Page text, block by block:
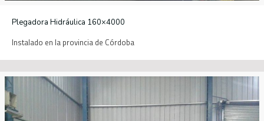
Plegadora Hidráulica 160×4000
Instalado en la provincia de Córdoba